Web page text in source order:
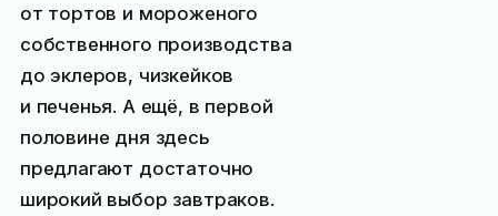
от тортов и мороженого
собственного производства
до эклеров, чизкейков
и печенья. А ещё, в первой
половине дня здесь
предлагают достаточно
широкий выбор завтраков.